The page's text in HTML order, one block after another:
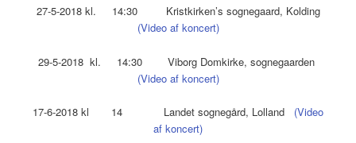
27-5-2018 kl. 14:30 Kristkirken’s sognegaard, Kolding
(Video af koncert)
29-5-2018 kl. 14:30 Viborg Domkirke, sognegaarden
(Video af koncert)
17-6-2018 kl 14 Landet sognegård, Lolland (Video
af koncert)